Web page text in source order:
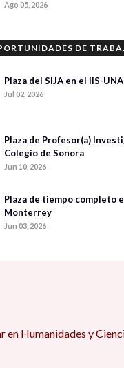
Ago 05, 2026
DE
Plaza del SIJA en el IIS-
Jul 02, 2026
Plaza de Profesor(a)
Colegio de Sonora
Jun 10, 2026
Plaza de tiempo completo
Monterrey
Jun 03, 2026
en Humanidades y